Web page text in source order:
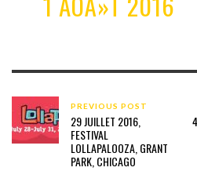
PREVIOUS POST
29 JUILLET 2016,
FESTIVAL
LOLLAPALOOZA, GRANT
PARK, CHICAGO